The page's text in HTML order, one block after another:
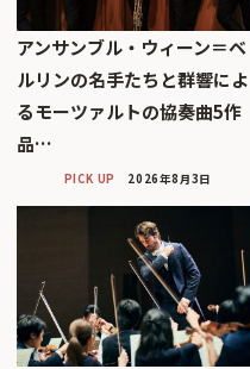
アンサンブル・ウィーン＝ベ
ルリンの名手たちと群響によ
るモーツァルトの協奏曲5作
品…
PICK UP 2026年8月3日